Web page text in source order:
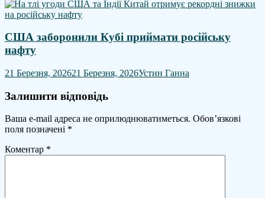
США заборонили Кубі приймати російську
нафту
21 Березня, 202621 Березня, 2026Устин Ганна
Залишити відповідь
Ваша e-mail адреса не оприлюднюватиметься. Обов’язкові
поля позначені *
Коментар *